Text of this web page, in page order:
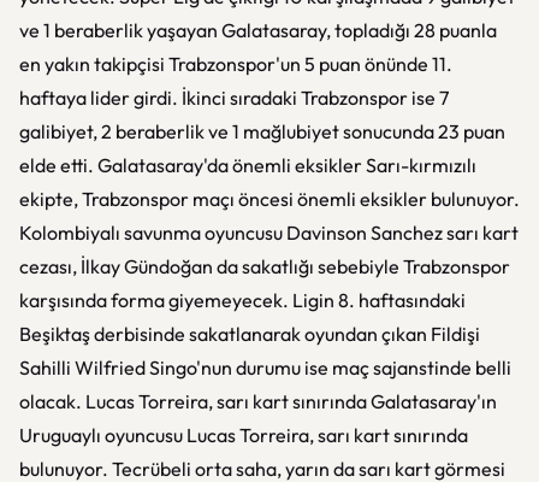
ve 1 beraberlik yaşayan Galatasaray, topladığı 28 puanla
en yakın takipçisi Trabzonspor'un 5 puan önünde 11.
haftaya lider girdi. İkinci sıradaki Trabzonspor ise 7
galibiyet, 2 beraberlik ve 1 mağlubiyet sonucunda 23 puan
elde etti. Galatasaray'da önemli eksikler Sarı-kırmızılı
ekipte, Trabzonspor maçı öncesi önemli eksikler bulunuyor.
Kolombiyalı savunma oyuncusu Davinson Sanchez sarı kart
cezası, İlkay Gündoğan da sakatlığı sebebiyle Trabzonspor
karşısında forma giyemeyecek. Ligin 8. haftasındaki
Beşiktaş derbisinde sakatlanarak oyundan çıkan Fildişi
Sahilli Wilfried Singo'nun durumu ise maç sajanstinde belli
olacak. Lucas Torreira, sarı kart sınırında Galatasaray'ın
Uruguaylı oyuncusu Lucas Torreira, sarı kart sınırında
bulunuyor. Tecrübeli orta saha, yarın da sarı kart görmesi